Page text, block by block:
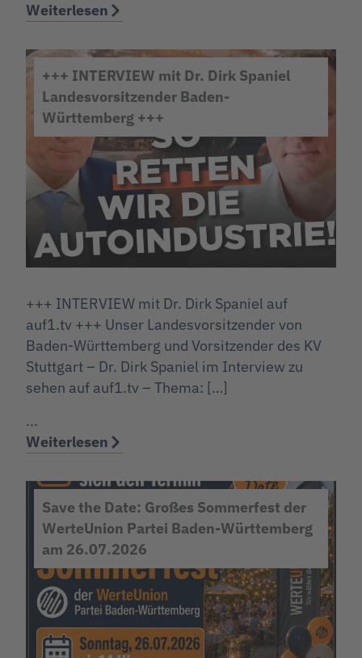
Weiterlesen
+++ INTERVIEW mit Dr. Dirk Spaniel
Landesvorsitzender Baden-
Württemberg +++
+++ INTERVIEW mit Dr. Dirk Spaniel auf
auf1.tv +++ Unser Landesvorsitzender von
Baden-Württemberg und Vorsitzender des KV
Stuttgart – Dr. Dirk Spaniel im Interview zu
sehen auf auf1.tv – Thema: […]
...
Weiterlesen
Save the Date: Großes Sommerfest der
WerteUnion Partei Baden-Württemberg
am 26.07.2026